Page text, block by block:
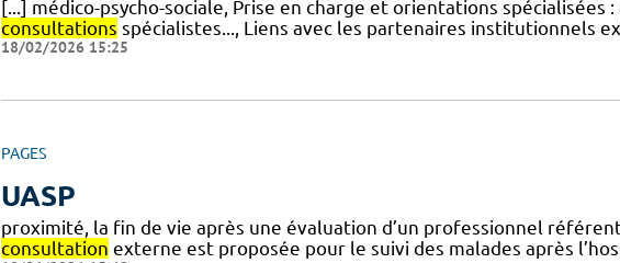
[...] médico-psycho-sociale, Prise en charge et orientations spécialisées
consultations spécialistes..., Liens avec les partenaires institutionnels
18/02/2026 15:25
PAGES
UASP
proximité, la fin de vie après une évaluation d’un professionnel
consultation externe est proposée pour le suivi des malades après